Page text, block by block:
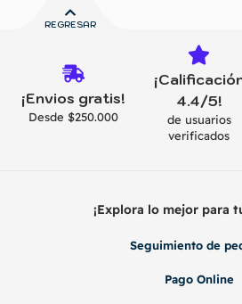
REGRESAR
¡Envios gratis!
Desde $250.000
4.4/5!
de usuarios
verificados
¡Explora lo mejor para
Seguimiento de
Pago Online